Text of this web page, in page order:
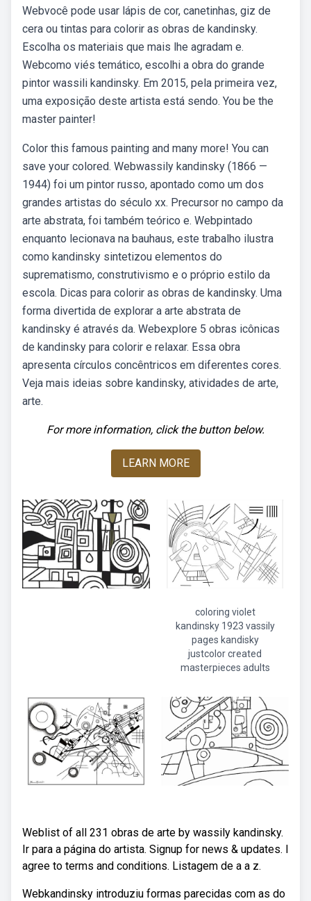
Webvocê pode usar lápis de cor, canetinhas, giz de
cera ou tintas para colorir as obras de kandinsky.
Escolha os materiais que mais lhe agradam e.
Webcomo viés temático, escolhi a obra do grande
pintor wassili kandinsky. Em 2015, pela primeira vez,
uma exposição deste artista está sendo. You be the
master painter!
Color this famous painting and many more! You can
save your colored. Webwassily kandinsky (1866 —
1944) foi um pintor russo, apontado como um dos
grandes artistas do século xx. Precursor no campo da
arte abstrata, foi também teórico e. Webpintado
enquanto lecionava na bauhaus, este trabalho ilustra
como kandinsky sintetizou elementos do
suprematismo, construtivismo e o próprio estilo da
escola. Dicas para colorir as obras de kandinsky. Uma
forma divertida de explorar a arte abstrata de
kandinsky é através da. Webexplore 5 obras icônicas
de kandinsky para colorir e relaxar. Essa obra
apresenta círculos concêntricos em diferentes cores.
Veja mais ideias sobre kandinsky, atividades de arte,
arte.
For more information, click the button below.
LEARN MORE
coloring violet
kandinsky 1923 vassily
pages kandisky
justcolor created
masterpieces adults
Weblist of all 231 obras de arte by wassily kandinsky.
Ir para a página do artista. Signup for news & updates. I
agree to terms and conditions. Listagem de a a z.
Webkandinsky introduziu formas parecidas com as do